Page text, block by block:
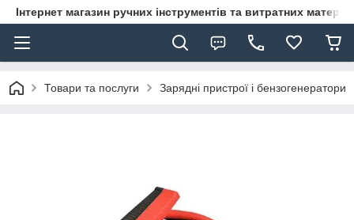
Інтернет магазин ручних інструментів та витратних
Товари та послуги Зарядні пристрої і бензогенератори